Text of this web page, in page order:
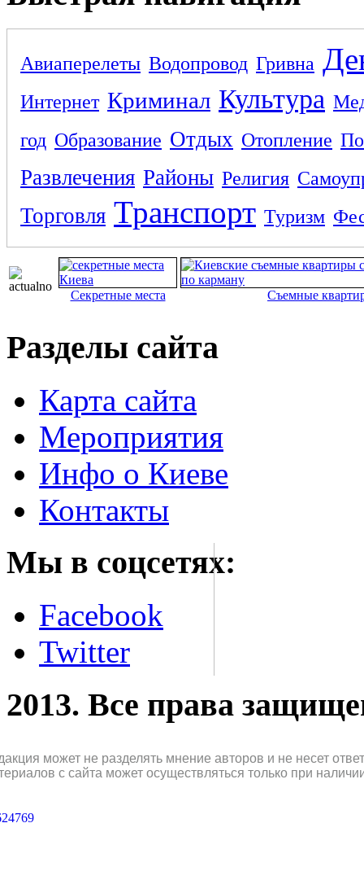
Авиаперелеты Водопровод Гривна
Интернет Криминал Культура
год Образование Отдых Отопление
Развлечения Районы Религия
Торговля Транспорт Туризм
Секретные места Съемные
Разделы сайта
Карта сайта
Мероприятия
Инфо о Киеве
Контакты
Мы в соцсетях:
Facebook
Twitter
2013. Все права
может не разделять мнение авторов и не несет
с сайта может осуществляться только при